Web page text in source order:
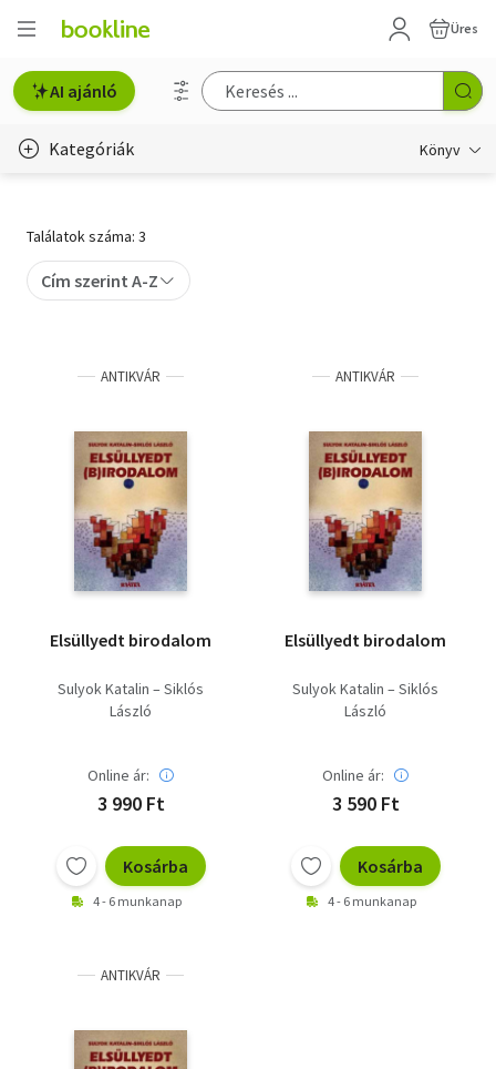
Üres
AI ajánló
Kategóriák Könyv
Gyermek- és ifjúsági
Művészet
Szótár, nyelvkönyv
Tankönyv, segédkönyv
Társadalomtudomány
Természettudomány
Találatok száma: 3
Cím szerint A-Z
ANTIKVÁR
Elsüllyedt birodalom
Sulyok Katalin – Siklós
László
Online ár:
3 990 Ft
Kosárba
4 - 6 munkanap
ANTIKVÁR
Elsüllyedt birodalom
Sulyok Katalin – Siklós
László
Online ár:
3 590 Ft
Kosárba
4 - 6 munkanap
ANTIKVÁR